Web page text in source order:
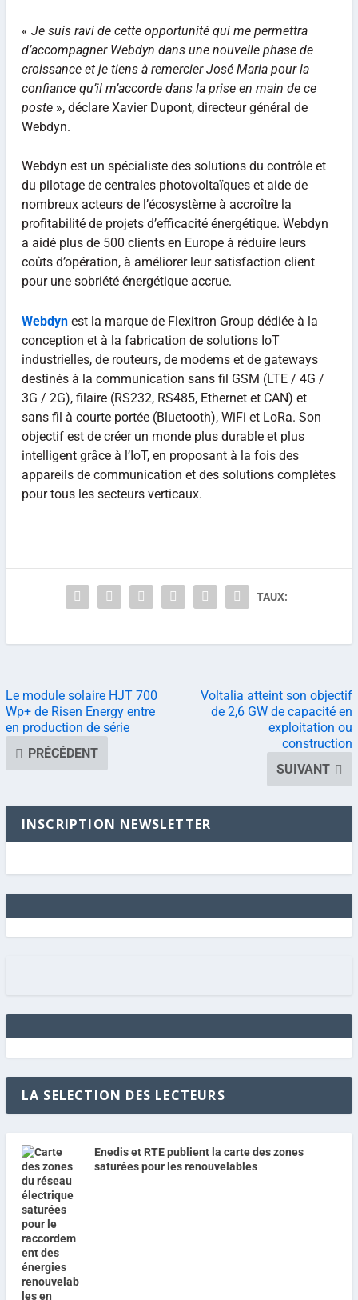
« Je suis ravi de cette opportunité qui me permettra
d’accompagner Webdyn dans une nouvelle phase de
croissance et je tiens à remercier José Maria pour la
confiance qu’il m’accorde dans la prise en main de ce
poste», déclare Xavier Dupont, directeur général de
Webdyn.
Webdyn est un spécialiste des solutions du contrôle et
du pilotage de centrales photovoltaïques et aide de
nombreux acteurs de l’écosystème à accroître la
profitabilité de projets d’efficacité énergétique. Webdyn
a aidé plus de 500 clients en Europe à réduire leurs
coûts d’opération, à améliorer leur satisfaction client
pour une sobriété énergétique accrue.
Webdyn est la marque de Flexitron Group dédiée à la
conception et à la fabrication de solutions IoT
industrielles, de routeurs, de modems et de gateways
destinés à la communication sans fil GSM (LTE / 4G /
3G / 2G), filaire (RS232, RS485, Ethernet et CAN) et
sans fil à courte portée (Bluetooth), WiFi et LoRa. Son
objectif est de créer un monde plus durable et plus
intelligent grâce à l’IoT, en proposant à la fois des
appareils de communication et des solutions complètes
pour tous les secteurs verticaux.
TAUX:
Le module solaire HJT 700
Wp+ de Risen Energy entre
en production de série
PRÉCÉDENT
Voltalia atteint son objectif
de 2,6 GW de capacité en
exploitation ou
construction
SUIVANT
INSCRIPTION NEWSLETTER
LA SELECTION DES LECTEURS
Enedis et RTE publient la carte des zones
saturées pour les renouvelables